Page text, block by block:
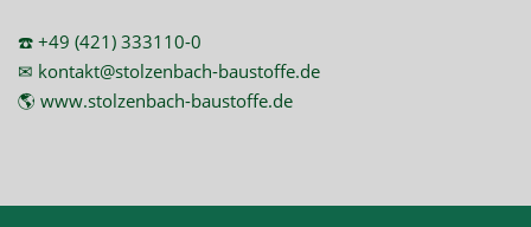
☎️ +49 (421) 333110-0
✉ kontakt@stolzenbach-baustoffe.de
🌎 www.stolzenbach-baustoffe.de